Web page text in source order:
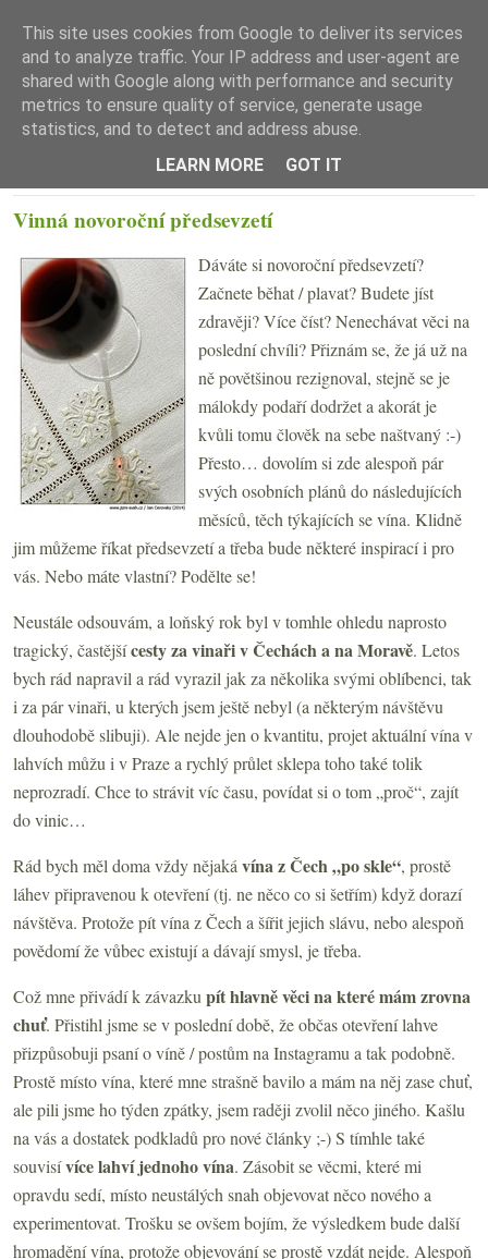
☰ Menu
Vinná novoroční předsevzetí
Dáváte si novoroční předsevzetí?
Začnete běhat / plavat? Budete jíst
zdravěji? Více číst? Nenechávat věci na
poslední chvíli? Přiznám se, že já už na
ně povětšinou rezignoval, stejně se je
málokdy podaří dodržet a akorát je
kvůli tomu člověk na sebe naštvaný :-)
Přesto… dovolím si zde alespoň pár
svých osobních plánů do následujících
měsíců, těch týkajících se vína. Klidně
jim můžeme říkat předsevzetí a třeba bude některé inspirací i pro
vás. Nebo máte vlastní? Podělte se!
Neustále odsouvám, a loňský rok byl v tomhle ohledu naprosto
tragický, častějšícesty za vinaři v Čechách a na Moravě. Letos
bych rád napravil a rád vyrazil jak za několika svými oblíbenci, tak
i za pár vinaři, u kterých jsem ještě nebyl (a některým návštěvu
dlouhodobě slibuji). Ale nejde jen o kvantitu, projet aktuální vína v
lahvích můžu i v Praze a rychlý průlet sklepa toho také tolik
neprozradí. Chce to strávit víc času, povídat si o tom „proč“, zajít
do vinic…
Rád bych měl doma vždy nějaká vína z Čech „po skle“, prostě
láhev připravenou k otevření (tj. ne něco co si šetřím) když dorazí
návštěva. Protože pít vína z Čech a šířit jejich slávu, nebo alespoň
povědomí že vůbec existují a dávají smysl, je třeba.
Což mne přivádí k závazku pít hlavně věci na které mám zrovna
chuť. Přistihl jsme se v poslední době, že občas otevření lahve
přizpůsobuji psaní o víně / postům na Instagramu a tak podobně.
Prostě místo vína, které mne strašně bavilo a mám na něj zase chuť,
ale pili jsme ho týden zpátky, jsem raději zvolil něco jiného. Kašlu
na vás a dostatek podkladů pro nové články ;-) S tímhle také
souvisívíce lahví jednoho vína. Zásobit se věcmi, které mi
opravdu sedí, místo neustálých snah objevovat něco nového a
experimentovat. Trošku se ovšem bojím, že výsledkem bude další
hromadění vína, protože objevování se prostě vzdát nejde. Alespoň
This site uses cookies from Google to deliver its services
and to analyze traffic. Your IP address and user-agent are
shared with Google along with performance and security
metrics to ensure quality of service, generate usage
statistics, and to detect and address abuse.
LEARN MORE
GOT IT